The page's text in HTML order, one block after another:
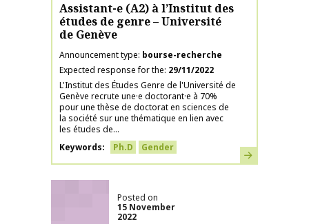
Assistant-e (A2) à l’Institut des
études de genre – Université
de Genève
Announcement type bourse-recherche
Expected response for the 29/11/2022
L'Institut des Études Genre de l'Université de
Genève recrute une·e doctorant·e à 70%
pour une thèse de doctorat en sciences de
la société sur une thématique en lien avec
les études de...
Keywords
Ph.D Gender Learn more
Posted on
15 November
2022